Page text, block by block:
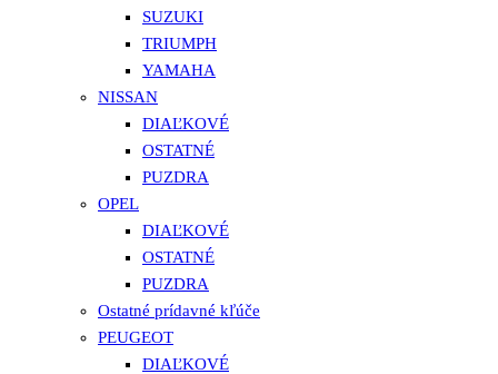
SUZUKI
TRIUMPH
YAMAHA
NISSAN
DIAĽKOVÉ
OSTATNÉ
PUZDRA
OPEL
DIAĽKOVÉ
OSTATNÉ
PUZDRA
Ostatné prídavné kľúče
PEUGEOT
DIAĽKOVÉ